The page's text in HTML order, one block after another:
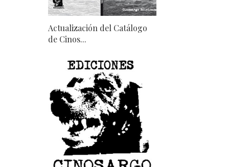
Actualización del Catálogo
de Cinos...